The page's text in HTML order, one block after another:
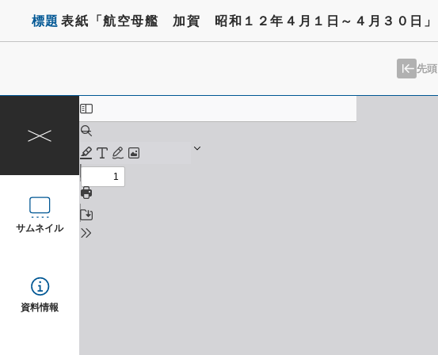
標題 表紙「航空母艦 加賀 昭和１２年４月１日～４月３０日」
先頭
サムネイル
資料情報